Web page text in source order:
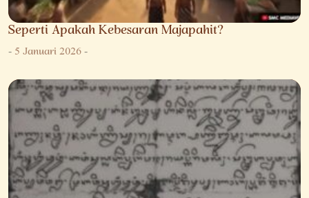
Seperti Apakah Kebesaran Majapahit?
-5 Januari 2026-